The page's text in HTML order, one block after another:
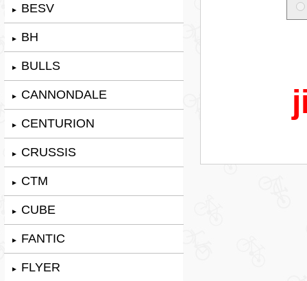
► BESV
► BH
► BULLS
► CANNONDALE
► CENTURION
► CRUSSIS
► CTM
► CUBE
► FANTIC
► FLYER